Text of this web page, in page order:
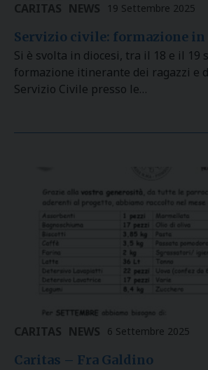
CARITAS NEWS 19 Settembre 2025
Servizio civile: formazione in
Si è svolta in diocesi, tra il 18 e il 19
formazione itinerante dei ragazzi e
Servizio Civile presso le…
CARITAS NEWS 6 Settembre 2025
Caritas – Fra Galdino